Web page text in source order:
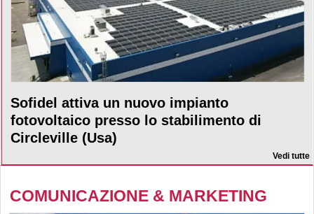
Sofidel attiva un nuovo impianto
fotovoltaico presso lo stabilimento di
Circleville (Usa)
Vedi tutte
COMUNICAZIONE & MARKETING